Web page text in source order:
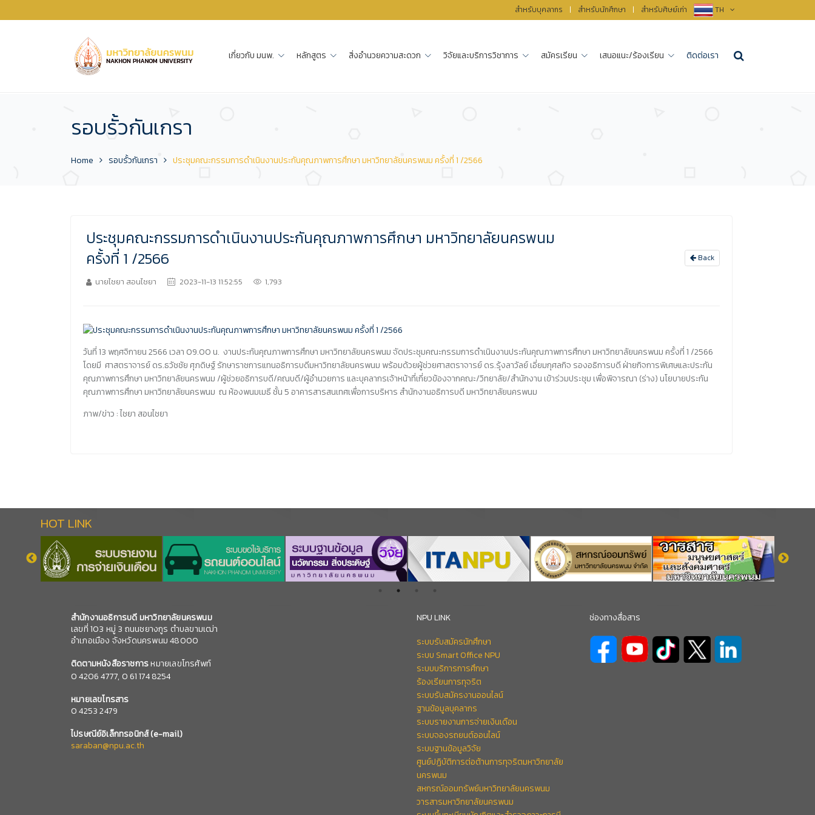
สำหรับบุคลากร | สำหรับนักศึกษา | สำหรับศิษย์เก่า TH
เกี่ยวกับ มนพ. หลักสูตร สิ่งอำนวยความสะดวก วิจัยและบริการวิชาการ สมัครเรียน เสนอแนะ/ร้องเรียน ติดต่อเรา
รอบรั้วกันเกรา
Home รอบรั้วกันเกรา ประชุมคณะกรรมการดำเนินงานประกันคุณภาพการศึกษา มหาวิทยาลัยนครพนม ครั้งที่ 1 /2566
ประชุมคณะกรรมการดำเนินงานประกันคุณภาพการศึกษา มหาวิทยาลัยนครพนม
ครั้งที่ 1 /2566
นายไชยา สอนไชยา 2023-11-13 11:52:55 1,793
Back
วันที่ 13 พฤศจิกายน 2566 เวลา 09.00 น. งานประกันคุณภาพการศึกษา มหาวิทยาลัยนครพนม จัดประชุมคณะกรรมการดำเนินงานประกันคุณภาพการศึกษา มหาวิทยาลัยนครพนม ครั้งที่ 1 /2566
โดยมี ศาสตราจารย์ ดร.ธวัชชัย ศุภดิษฐ์ รักษาราชการแทนอธิการบดีมหาวิทยาลัยนครพนม พร้อมด้วยผู้ช่วยศาสตราจารย์ ดร.รุ้งลาวัลย์ เอี่ยมกุศลกิจ รองอธิการบดี ฝ่ายกิจการพิเศษและประกัน
คุณภาพการศึกษา มหาวิทยาลัยนครพนม /ผู้ช่วยอธิการบดี/คณบดี/ผู้อำนวยการ และบุคลากรเจ้าหน้าที่เกี่ยวข้องจากคณะ/วิทยาลัย/สำนักงาน เข้าร่วมประชุม เพื่อพิจารณา (ร่าง) นโยบายประกัน
คุณภาพการศึกษา มหาวิทยาลัยนครพนม ณ ห้องพนมเมธี ชั้น 5 อาคารสารสนเทศเพื่อการบริหาร สำนักงานอธิการบดี มหาวิทยาลัยนครพนม
ภาพ/ข่าว : ไชยา สอนไชยา
HOT LINK
สำนักงานอธิการบดี มหาวิทยาลัยนครพนม
เลขที่ 103 หมู่ 3 ถนนชยางกูร ตำบลขามเฒ่า
อำเภอเมือง จังหวัดนครพนม 48000
ติดตามหนังสือราชการหมายเลขโทรศัพท์
04206 4777, 0 61 174 8254
หมายเลขโทรสาร
0 4253 2479
ไปรษณีย์อิเล็กทรอนิกส์(e-mail)
saraban@npu.ac.th
NPU LINK
ระบบรับสมัครนักศึกษา
ระบบ Smart Office NPU
ระบบบริการการศึกษา
ร้องเรียนการทุจริต
ระบบรับสมัครงานออนไลน์
ฐานข้อมูลบุคลากร
ระบบรายงานการจ่ายเงินเดือน
ระบบจองรถยนต์ออนไลน์
ระบบฐานข้อมูลวิจัย
ศูนย์ปฏิบัติการต่อต้านการทุจริตมหาวิทยาลัย
นครพนม
สหกรณ์ออมทรัพย์มหาวิทยาลัยนครพนม
วารสารมหาวิทยาลัยนครพนม
ช่องทางสื่อสาร